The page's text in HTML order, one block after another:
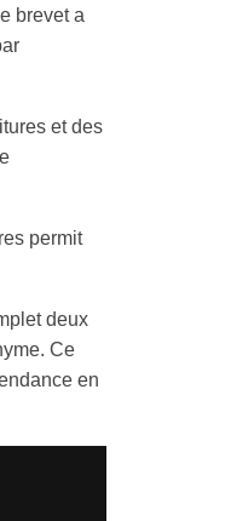
brevet a
et des
permit
deux
Ce
en